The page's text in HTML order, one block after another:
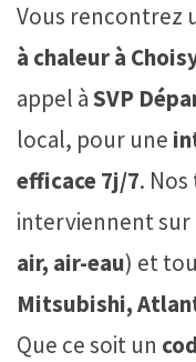
Vous rencontrez
à chaleur à
appel àSVP
local, pour une
efficace 7j/7.
interviennent sur
air, air-eau) et
Mitsubishi,
Que ce soit un